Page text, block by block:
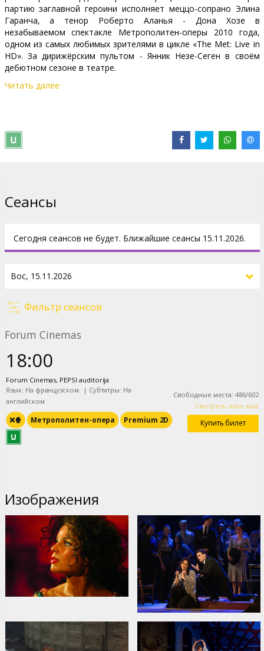
партию заглавной героини исполняет меццо-сопрано Элина
Гаранча, а тенор Роберто Аланья - Дона Хозе в
незабываемом спектакле Метрополитен-оперы 2010 года,
одном из самых любимых зрителями в цикле «The Met: Live in
HD». За дирижёрским пультом - Янник Незе-Сеген в своём
дебютном сезоне в театре.
Повторный показ - изначально транслировался в прямом
Дистрибьютор:
Читать далее
Сеансы
Сегодня сеансов не будет. Ближайшие сеансы 15.11.2026.
Фильтр сеансов
Forum Cinemas
18:00
Forum Cinemas, PEPSI auditorija
Язык: На французском
| Субтитры: На
английском
❌🍿 Метрополитен-опера Premium 2D
Свободные места: 486/602
Смотреть план зала
Купить билет
Изображения